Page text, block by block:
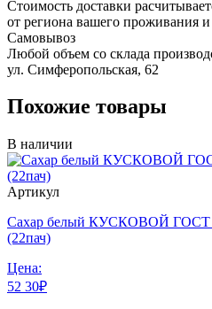
Стоимость доставки
от региона вашего проживания и
Самовывоз
Любой объем со склада
ул. Симферопольская, 62
Похожие товары
В наличии
Артикул
Сахар белый КУСКОВОЙ ГОСТ
(22пач)
Цена:
52 30₽